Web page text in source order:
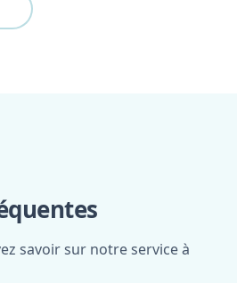
savoir sur notre service à